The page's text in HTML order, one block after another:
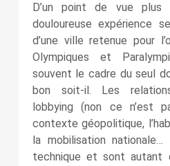
D’un point de vue plus
douloureuse expérience
d’une ville retenue pour
Olympiques et
souvent le cadre du seul
bon soit-il. Les
lobbying (non ce n’est
contexte géopolitique,
la mobilisation
technique et sont autant